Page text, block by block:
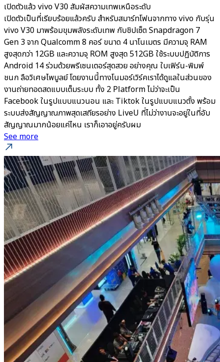
เปิดตัวแล้ว vivo V30 สัมผัสความเทพเหนือระดับ
เปิดตัวเป็นที่เรียบร้อยแล้วครับ สำหรับสมาร์ทโฟนจากทาง vivo กับรุ่น
vivo V30 มาพร้อมขุมพลังระดับเทพ กับชิปเซ็ต Snapdragon 7
Gen 3 จาก Qualcomm 8 คอร์ ขนาด 4 นาโนเมตร มีความจุ RAM
สูงสุดกว่า 12GB และความจุ ROM สูงสุด 512GB ใช้ระบบปฏิบัติการ
Android 14 ร่วมด้วยพรีเซนเตอร์สุดสวย อย่างคุณ ใบเฟิร์น-พิมพ์
ชนก ลือวิเศษไพบูลย์ โดยงานนี้ทางโนมอร์เวิร์คเราได้ดูแลในส่วนของ
งานถ่ายทอดสดแบบเต็มระบบ ทั้ง 2 Platform ไม่ว่าจะเป็น
Facebook ในรูปแบบแนวนอน และ Tiktok ในรูปแบบแนวตั้ง พร้อม
ระบบส่งสัญญาณภาพสุดเสถียรอย่าง LiveU ที่ไม่ว่างานจะอยู่ในที่อับ
สัญญาณมากน้อยแค่ไหน เราก็เอาอยู่ครับผม
See more